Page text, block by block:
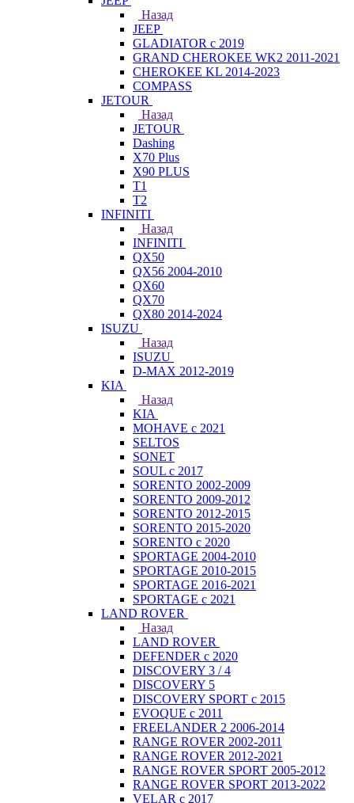
Назад
JEEP
GLADIATOR с 2019
GRAND CHEROKEE WK2 2011-2021
CHEROKEE KL 2014-2023
COMPASS
JETOUR
Назад
JETOUR
Dashing
X70 Plus
X90 PLUS
T1
T2
INFINITI
Назад
INFINITI
QX50
QX56 2004-2010
QX60
QX70
QX80 2014-2024
ISUZU
Назад
ISUZU
D-MAX 2012-2019
KIA
Назад
KIA
MOHAVE с 2021
SELTOS
SONET
SOUL с 2017
SORENTO 2002-2009
SORENTO 2009-2012
SORENTO 2012-2015
SORENTO 2015-2020
SORENTO с 2020
SPORTAGE 2004-2010
SPORTAGE 2010-2015
SPORTAGE 2016-2021
SPORTAGE с 2021
LAND ROVER
Назад
LAND ROVER
DEFENDER с 2020
DISCOVERY 3 / 4
DISCOVERY 5
DISCOVERY SPORT с 2015
EVOQUE с 2011
FREELANDER 2 2006-2014
RANGE ROVER 2002-2011
RANGE ROVER 2012-2021
RANGE ROVER SPORT 2005-2012
RANGE ROVER SPORT 2013-2022
VELAR с 2017